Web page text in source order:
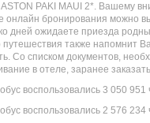
ASTON PAKI MAUI 2*.
онлайн бронирования можно
дней ожидаете приезда
путешествия также напомнит
Со списком документов,
в отеле, заранее
воспользовались 3 050 951
воспользовались 2 576 234